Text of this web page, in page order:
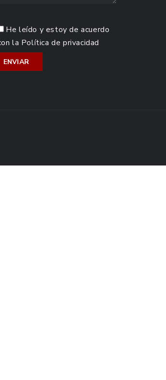
He leído y estoy de acuerdo
la Política de privacidad